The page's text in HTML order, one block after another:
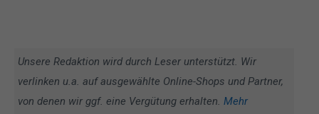
Unsere Redaktion wird durch Leser unterstützt. Wir
verlinken u.a. auf ausgewählte Online-Shops und Partner,
von denen wir ggf. eine Vergütung erhalten. Mehr